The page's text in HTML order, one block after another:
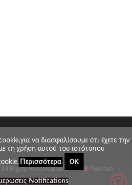
Rights Reserved.SITE MAP Πολιτική
να διασφαλίσουμε ότι έχετε την
τη χρήση αυτού του ιστότοπου
Περισσότερα ΟΚ
Notifications